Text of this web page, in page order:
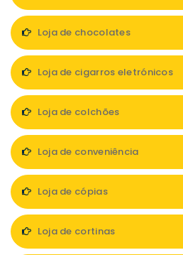
Loja de chocolates
Loja de cigarros eletrónicos
Loja de colchões
Loja de conveniência
Loja de cópias
Loja de cortinas